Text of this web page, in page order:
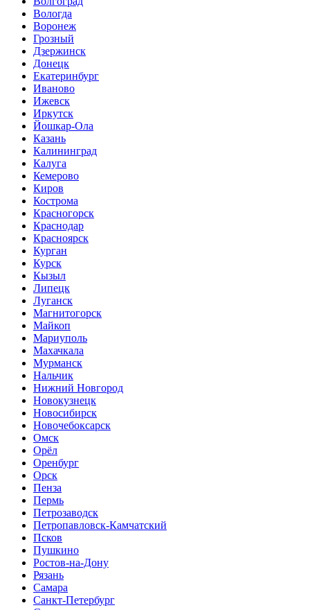
Вологда
Воронеж
Грозный
Дзержинск
Донецк
Екатеринбург
Иваново
Ижевск
Иркутск
Йошкар-Ола
Казань
Калининград
Калуга
Кемерово
Киров
Кострома
Красногорск
Краснодар
Красноярск
Курган
Курск
Кызыл
Липецк
Луганск
Магнитогорск
Майкоп
Мариуполь
Махачкала
Мурманск
Нальчик
Нижний Новгород
Новокузнецк
Новосибирск
Новочебоксарск
Омск
Орёл
Оренбург
Орск
Пенза
Пермь
Петрозаводск
Петропавловск-Камчатский
Псков
Пушкино
Ростов-на-Дону
Рязань
Самара
Санкт-Петербург